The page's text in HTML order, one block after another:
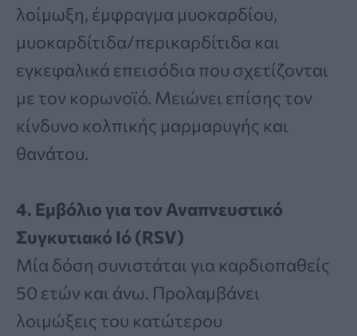
λοίμωξη, έμφραγμα μυοκαρδίου,
μυοκαρδίτιδα/περικαρδίτιδα και
εγκεφαλικά επεισόδια που σχετίζονται
με τον κορωνοϊό. Μειώνει επίσης τον
κίνδυνο κολπικής μαρμαρυγής και
θανάτου.
4. Εμβόλιο για τον Αναπνευστικό
Συγκυτιακό Ιό (RSV)
Μία δόση συνιστάται για καρδιοπαθείς
50 ετών και άνω. Προλαμβάνει
λοιμώξεις του κατώτερου